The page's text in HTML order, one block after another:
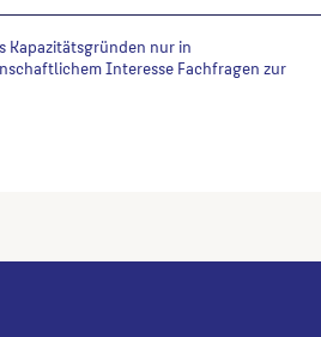
Kapazitätsgründen nur in
Interesse Fachfragen zur